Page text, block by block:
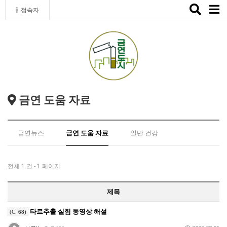
접속자
Toggle
금연 도움 자료
금연뉴스 금연 도움 자료 일반 건강
전체 1 건 - 1 페이지
제목
(C. 68) 타르추출 실험 동영상 해설